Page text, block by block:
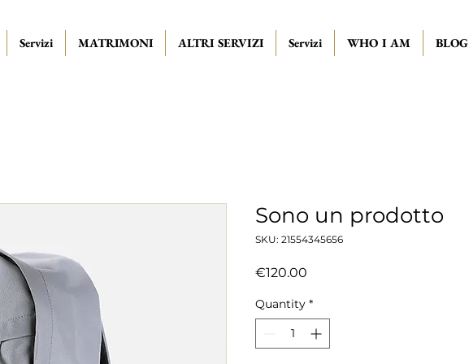
Servizi MATRIMONI ALTRI SERVIZI Servizi WHO I AM BLOG
Sono un prodotto
SKU: 21554345656
€120.00
Quantity *